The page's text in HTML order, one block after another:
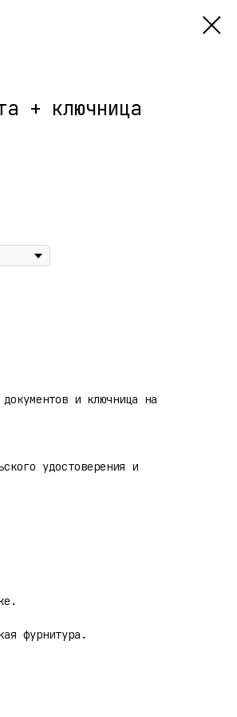
+ ключница
и ключница на
удостоверения и
фурнитура.